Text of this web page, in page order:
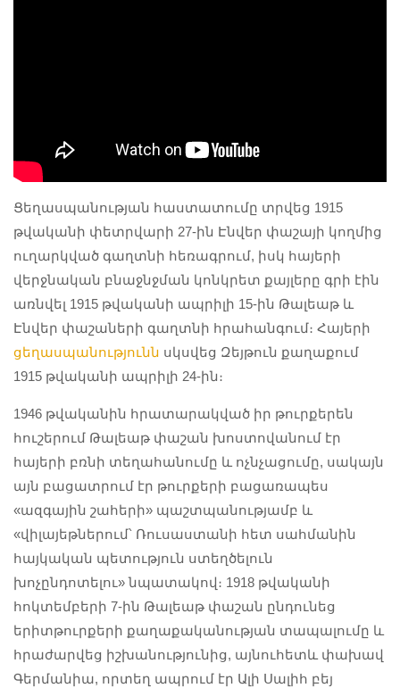
Ցեղասպանության հաստատումը տրվեց 1915
թվականի փետրվարի 27-ին Էնվեր փաշայի կողմից
ուղարկված գաղտնի հեռագրում, իսկ հայերի
վերջնական բնաջնջման կոնկրետ քայլերը գրի էին
առնվել 1915 թվականի ապրիլի 15-ին Թալեաթ և
Էնվեր փաշաների գաղտնի հրահանգում։ Հայերի
ցեղասպանությունն սկսվեց Զեյթուն քաղաքում
1915 թվականի ապրիլի 24-ին։
1946 թվականին հրատարակված իր թուրքերեն
հուշերում Թալեաթ փաշան խոստովանում էր
հայերի բռնի տեղահանումը և ոչնչացումը, սակայն
այն բացատրում էր թուրքերի բացառապես
«ազգային շահերի» պաշտպանությամբ և
«վիլայեթներում՝ Ռուսաստանի հետ սահմանին
հայկական պետություն ստեղծելուն
խոչընդոտելու» նպատակով։ 1918 թվականի
հոկտեմբերի 7-ին Թալեաթ փաշան ընդունեց
երիտթուրքերի քաղաքականության տապալումը և
հրաժարվեց իշխանությունից, այնուհետև փախավ
Գերմանիա, որտեղ ապրում էր Ալի Սալիհ բեյ